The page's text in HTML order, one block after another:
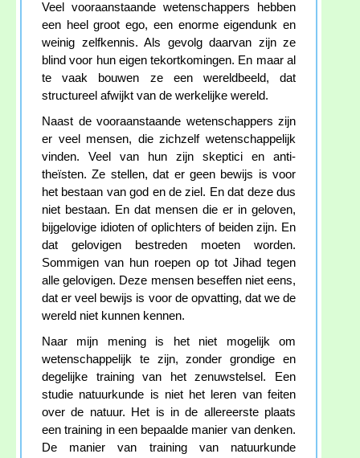
Veel vooraanstaande wetenschappers hebben
een heel groot ego, een enorme eigendunk en
weinig zelfkennis. Als gevolg daarvan zijn ze
blind voor hun eigen tekortkomingen. En maar al
te vaak bouwen ze een wereldbeeld, dat
structureel afwijkt van de werkelijke wereld.
Naast de vooraanstaande wetenschappers zijn
er veel mensen, die zichzelf wetenschappelijk
vinden. Veel van hun zijn skeptici en anti-
theïsten. Ze stellen, dat er geen bewijs is voor
het bestaan van god en de ziel. En dat deze dus
niet bestaan. En dat mensen die er in geloven,
bijgelovige idioten of oplichters of beiden zijn. En
dat gelovigen bestreden moeten worden.
Sommigen van hun roepen op tot Jihad tegen
alle gelovigen. Deze mensen beseffen niet eens,
dat er veel bewijs is voor de opvatting, dat we de
wereld niet kunnen kennen.
Naar mijn mening is het niet mogelijk om
wetenschappelijk te zijn, zonder grondige en
degelijke training van het zenuwstelsel. Een
studie natuurkunde is niet het leren van feiten
over de natuur. Het is in de allereerste plaats
een training in een bepaalde manier van denken.
De manier van training van natuurkunde